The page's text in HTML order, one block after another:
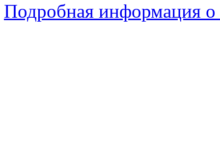
Подробная информация о